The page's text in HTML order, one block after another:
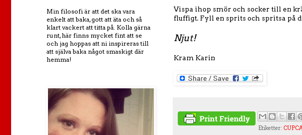
Vispa ihop smör och socker till en
fluffigt. Fyll en sprits och spritsa på
Njut!
Kram Karin
Etiketter:
Min filosofi är att det ska vara
enkelt att baka, gott att äta och så
klart vackert att titta på. Kolla gärna
runt, här finns mycket fint att se
och jag hoppas att ni inspireras till
att själva baka något smaskigt där
hemma!